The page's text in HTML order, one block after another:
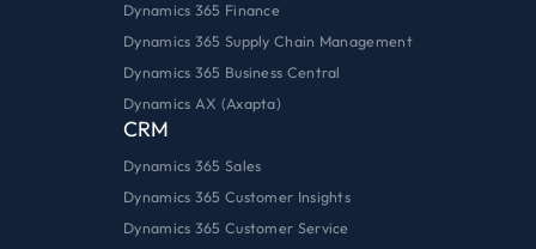
Dynamics 365 Finance
Dynamics 365 Supply Chain Management
Dynamics 365 Business Central
Dynamics AX (Axapta)
CRM
Dynamics 365 Sales
Dynamics 365 Customer Insights
Dynamics 365 Customer Service